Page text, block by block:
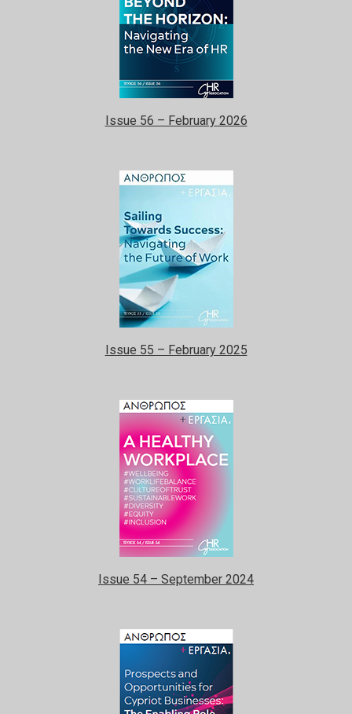
Issue 56 – February 2026
Issue 55 – February 2025
Issue 54 – September 2024